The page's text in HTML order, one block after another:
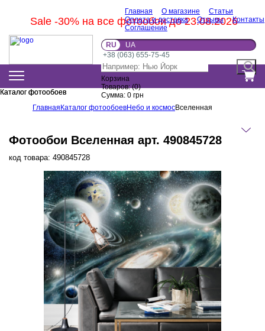
Sale -30% на все фотообои до 23.08.2026
Главная О магазине
Статьи
Оплата и доставка
Отзывы
Контакты
Соглашение
RU
UA
+38 (063) 655-75-45
Корзина
Товаров:(0)
Сумма: 0 грн
Каталог фотообоев
Каталог фотообоев
Главная Каталог фотообоевНебо и космосВселенная
Фотообои Вселенная арт. 490845728
код товара: 490845728